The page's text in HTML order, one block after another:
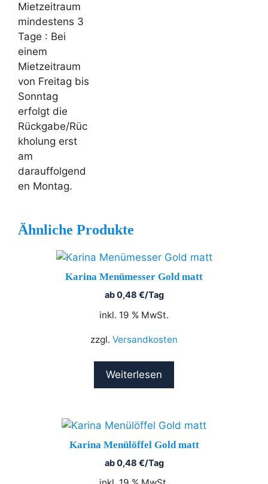
Mietzeitraum
mindestens 3
Tage : Bei
einem
Mietzeitraum
von Freitag bis
Sonntag
erfolgt die
Rückgabe/Rüc
kholung erst
am
darauffolgend
en Montag.
Ähnliche Produkte
Karina Menümesser Gold matt
ab0,48 €/Tag
inkl. 19 % MwSt.
zzgl. Versandkosten
Weiterlesen
Karina Menülöffel Gold matt
ab0,48 €/Tag